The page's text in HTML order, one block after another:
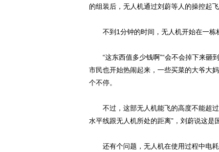
的组装后，无人机通过刘蔚等人的操控起
不到1分钟的时间，无人机开始在一栋
“这东西值多少钱啊”“会不会掉下来砸
市民也开始热闹起来，一些买菜的大爷大
个不停。
不过，这部无人机能飞的高度不能超过
水平线跟无人机所处的距离”，刘蔚说这是
还有个问题，无人机在使用过程中电耗